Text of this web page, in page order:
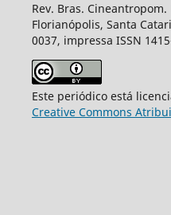
Rev. Bras.
Florianópolis, Santa
0037, impressa ISSN
Este periódico está
Creative Commons